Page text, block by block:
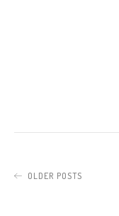
OLDER POSTS